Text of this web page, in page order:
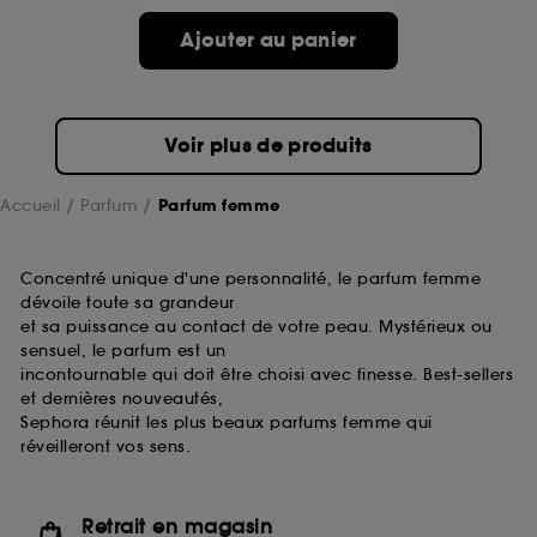
Ajouter au panier
Voir plus de produits
Accueil Parfum Parfum femme
Concentré unique d'une personnalité, le parfum femme
dévoile toute sa grandeur
et sa puissance au contact de votre peau. Mystérieux ou
sensuel, le parfum est un
incontournable qui doit être choisi avec finesse. Best-sellers
et dernières nouveautés,
Sephora réunit les plus beaux parfums femme qui
réveilleront vos sens.
Retrait en magasin
de ces cookies grâce au bouton "personnaliser mes
choix" ci-dessous ou décider de "tout accepter".
Sephora pourra associer les informations de
collectées ou générées lors de votre activité en ligne
ou en magasin. Pour refuser tous les cookies, cliques
sur "continuer sans accepter". Voous pouvez à tout
souhaitez obtenir plus d'information sur les cookies